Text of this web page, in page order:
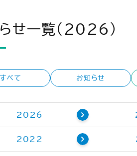
せ一覧（2026）
すべて お知らせ
2026
2022